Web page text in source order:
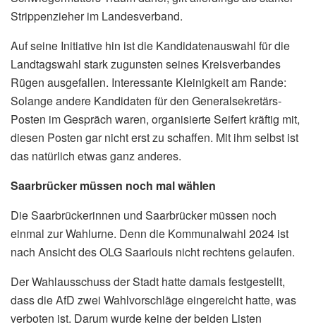
Strippenzieher im Landesverband.
Auf seine Initiative hin ist die Kandidatenauswahl für die
Landtagswahl stark zugunsten seines Kreisverbandes
Rügen ausgefallen. Interessante Kleinigkeit am Rande:
Solange andere Kandidaten für den Generalsekretärs-
Posten im Gespräch waren, organisierte Seifert kräftig mit,
diesen Posten gar nicht erst zu schaffen. Mit ihm selbst ist
das natürlich etwas ganz anderes.
Saarbrücker müssen noch mal wählen
Die Saarbrückerinnen und Saarbrücker müssen noch
einmal zur Wahlurne. Denn die Kommunalwahl 2024 ist
nach Ansicht des OLG Saarlouis nicht rechtens gelaufen.
Der Wahlausschuss der Stadt hatte damals festgestellt,
dass die AfD zwei Wahlvorschläge eingereicht hatte, was
verboten ist. Darum wurde keine der beiden Listen